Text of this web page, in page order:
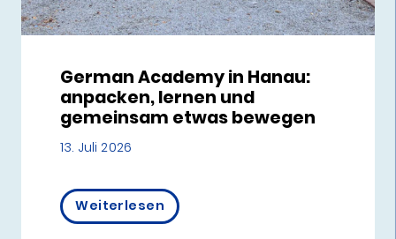
German Academy in Hanau:
anpacken, lernen und
gemeinsam etwas bewegen
13. Juli 2026
Weiterlesen